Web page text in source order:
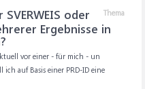
Thema
SVERWEIS oder
Ergebnisse in
vor einer - für mich - un
auf Basis einer PRD-ID eine